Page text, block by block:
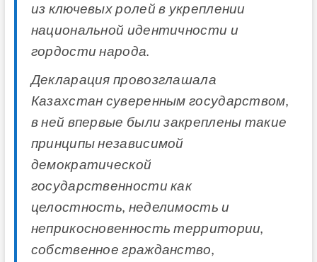
из ключевых ролей в укреплении
национальной идентичности и
гордости народа.
Декларация провозглашала
Казахстан суверенным государством,
в ней впервые были закреплены такие
принципы независимой
демократической
государственности как
целостность, неделимость и
неприкосновенность территории,
собственное гражданство,